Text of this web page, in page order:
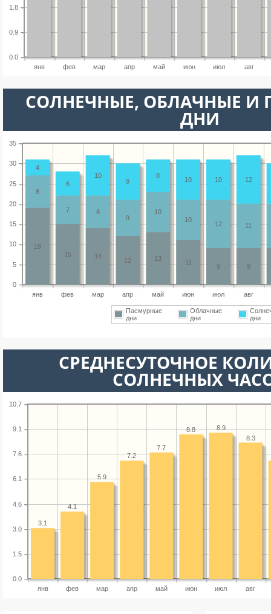
янв фев мар апр май июн июл авг
0.0
0.9
1.8
CОЛНЕЧНЫЕ, ОБЛАЧНЫЕ И
ДНИ
янв фев мар апр май июн июл авг
0
5
10
15
20
25
30
35
9
9
11
13
12
14
15
19
11
12
10
10
9
8
7
8
12
10
10
8
9
10
6
4
Пасмурные
дни
Облачные
дни
дни
СРЕДНЕСУТОЧНОЕ
СОЛНЕЧНЫХ
янв фев мар апр май июн июл авг
0.0
1.5
3.0
4.6
6.1
7.6
9.1
10.7
8.3
8.9
8.8
7.7
7.2
5.9
4.1
3.1